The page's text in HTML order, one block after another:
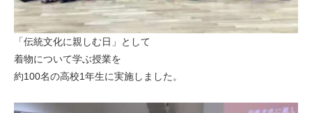
「伝統文化に親しむ日」として
着物について学ぶ授業を
約100名の高校1年生に実施しました。